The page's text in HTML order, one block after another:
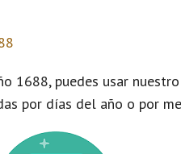
1688, puedes usar
por días del año o por